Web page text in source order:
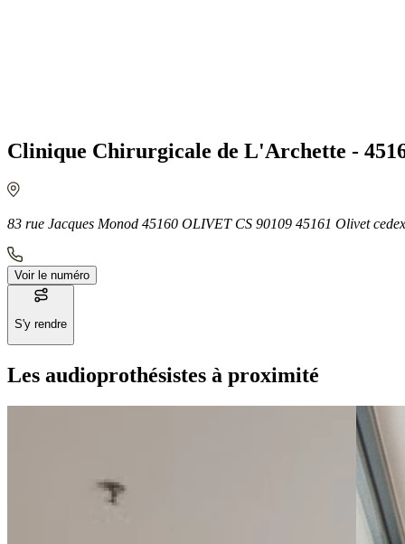
Clinique Chirurgicale de L'Archette -
83 rue Jacques Monod 45160 OLIVET CS 90109 45161 Olivet cedex
Voir le numéro
S'y rendre
Les audioprothésistes à proximité